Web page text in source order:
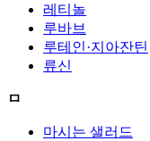
레티놀
루바브
루테인·지아잔틴
류신
ㅁ
마시는 샐러드